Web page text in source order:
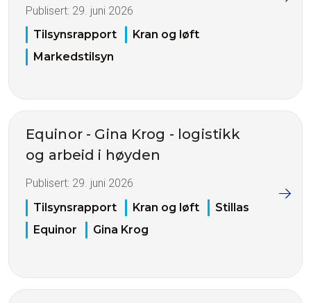
Publisert: 29. juni 2026
Tilsynsrapport
Kran og løft
Markedstilsyn
Equinor - Gina Krog - logistikk
og arbeid i høyden
Publisert: 29. juni 2026
Tilsynsrapport
Kran og løft
Stillas
Equinor
Gina Krog